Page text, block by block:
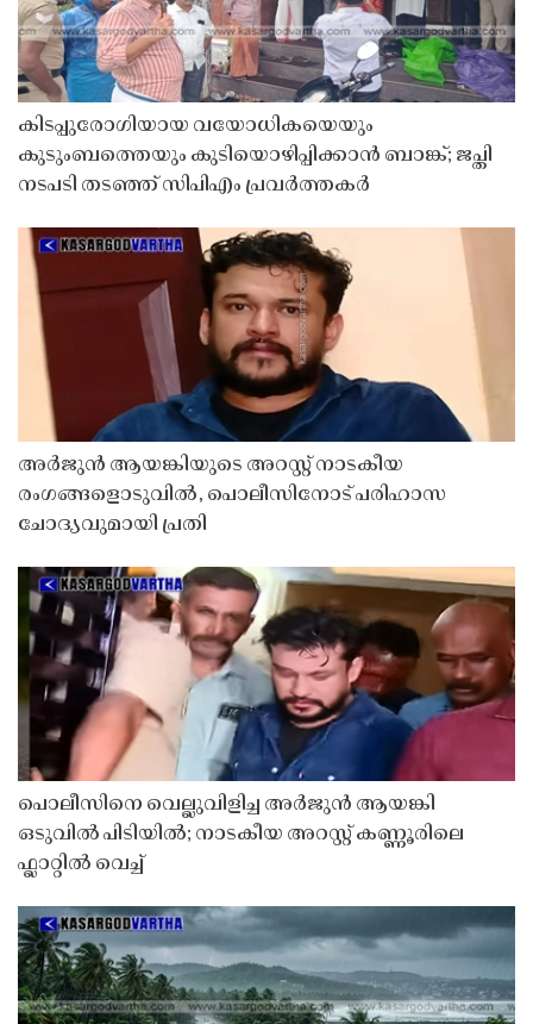
കിടപ്പുരോഗിയായ വയോധികയെയും
കുടുംബത്തെയും കുടിയൊഴിപ്പിക്കാൻ ബാങ്ക്; ജപ്തി
നടപടി തടഞ്ഞ് സിപിഎം പ്രവർത്തകർ
അർജുൻ ആയങ്കിയുടെ അറസ്റ്റ് നാടകീയ
രംഗങ്ങളൊടുവിൽ, പൊലീസിനോട് പരിഹാസ
ചോദ്യവുമായി പ്രതി
പൊലീസിനെ വെല്ലുവിളിച്ച അർജുൻ ആയങ്കി
ഒടുവിൽ പിടിയിൽ; നാടകീയ അറസ്റ്റ് കണ്ണൂരിലെ
ഫ്ലാറ്റിൽ വെച്ച്